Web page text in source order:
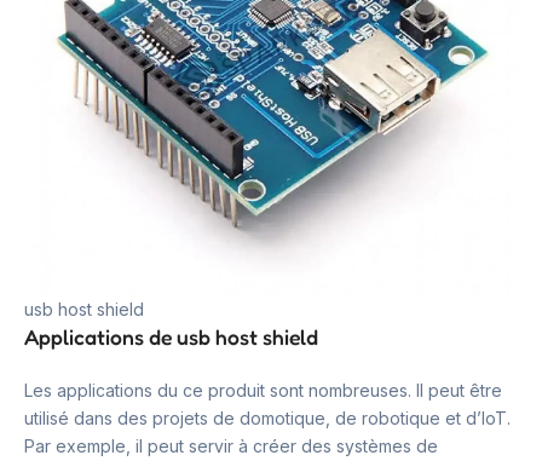
usb host shield
Applications de usb host shield
Les applications du ce produit sont nombreuses. Il peut être
utilisé dans des projets de domotique, de robotique et d’IoT.
Par exemple, il peut servir à créer des systèmes de